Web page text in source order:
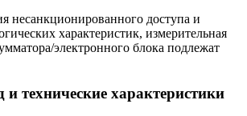
несанкционированного доступа и
характеристик, измерительная
электронного блока подлежат
технические характеристики